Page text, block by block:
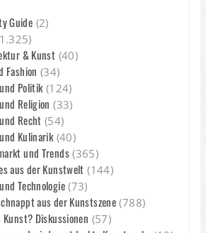
Guide (2)
& Kunst (40)
Fashion (34)
Politik(124)
Religion (33)
Recht (54)
Kulinarik(40)
und Trends(365)
aus der Kunstwelt (144)
Technologie(73)
aus der Kunstszene (788)
Diskussionen (57)